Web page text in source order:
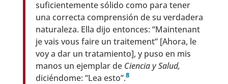
suficientemente sólido como para tener
una correcta comprensión de su verdadera
naturaleza. Ella dijo entonces: “Maintenant
je vais vous faire un traitement” [Ahora, le
voy a dar un tratamiento], y puso en mis
manos un ejemplar de Ciencia y Salud,
diciéndome: “Lea esto”.8